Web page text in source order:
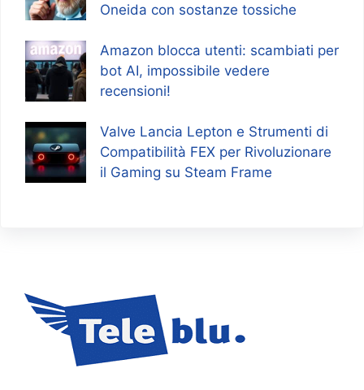
Oneida con sostanze tossiche
Amazon blocca utenti: scambiati per
bot AI, impossibile vedere
recensioni!
Valve Lancia Lepton e Strumenti di
Compatibilità FEX per Rivoluzionare
il Gaming su Steam Frame